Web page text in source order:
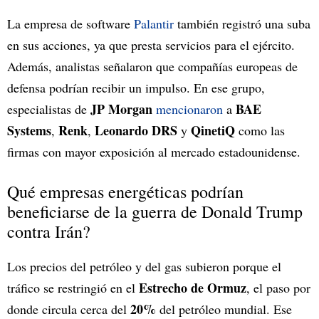
La empresa de software Palantir también registró una suba
en sus acciones, ya que presta servicios para el ejército.
Además, analistas señalaron que compañías europeas de
defensa podrían recibir un impulso. En ese grupo,
especialistas de JP Morgan mencionaron a BAE
Systems, Renk, Leonardo DRS y QinetiQ como las
firmas con mayor exposición al mercado estadounidense.
Qué empresas energéticas podrían
beneficiarse de la guerra de Donald Trump
contra Irán?
Los precios del petróleo y del gas subieron porque el
tráfico se restringió en el Estrecho de Ormuz, el paso por
donde circula cerca del 20% del petróleo mundial. Ese